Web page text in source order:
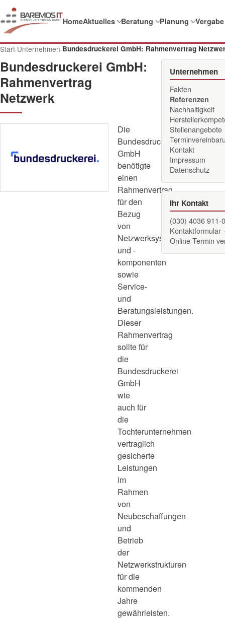
HomeAktuelles Beratung Planung Vergabe
Start·Unternehmen·Bundesdruckerei GmbH: Rahmenvertrag
Bundesdruckerei GmbH:
Rahmenvertrag
Netzwerk
Die
Bundesdruckerei
GmbH
benötigte
einen
Rahmenvertrag
für den
Bezug
von
Netzwerksystemen
und -
komponenten
sowie
Service-
und
Beratungsleistungen.
Dieser
Rahmenvertrag
sollte für
die
Bundesdruckerei
GmbH
wie
auch für
die
Tochterunternehmen
vertraglich
gesicherte
Leistungen
im
Rahmen
von
Neubeschaffungen
und
Betrieb
der
Netzwerkstrukturen
für die
kommenden
Jahre
gewährleisten.
Unternehmen
Fakten
Referenzen
Nachhaltigkeit
Stellenangebote
Kontakt
Impressum
Datenschutz
Ihr Kontakt
(030) 4036 911-
Online-Termin